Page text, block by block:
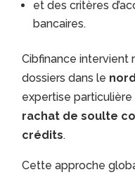
et des critères
bancaires.
Cibfinance intervient
dossiers dans le
expertise particulière
rachat de soulte
crédits.
Cette approche